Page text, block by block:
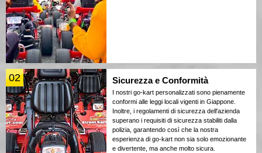
02 Sicurezza e Conformità
I nostri go-kart personalizzati sono pienamente
conformi alle leggi locali vigenti in Giappone.
Inoltre, i regolamenti di sicurezza dell'azienda
superano i requisiti di sicurezza stabiliti dalla
polizia, garantendo così che la nostra
esperienza di go-kart non sia solo emozionante
e divertente, ma anche molto sicura.